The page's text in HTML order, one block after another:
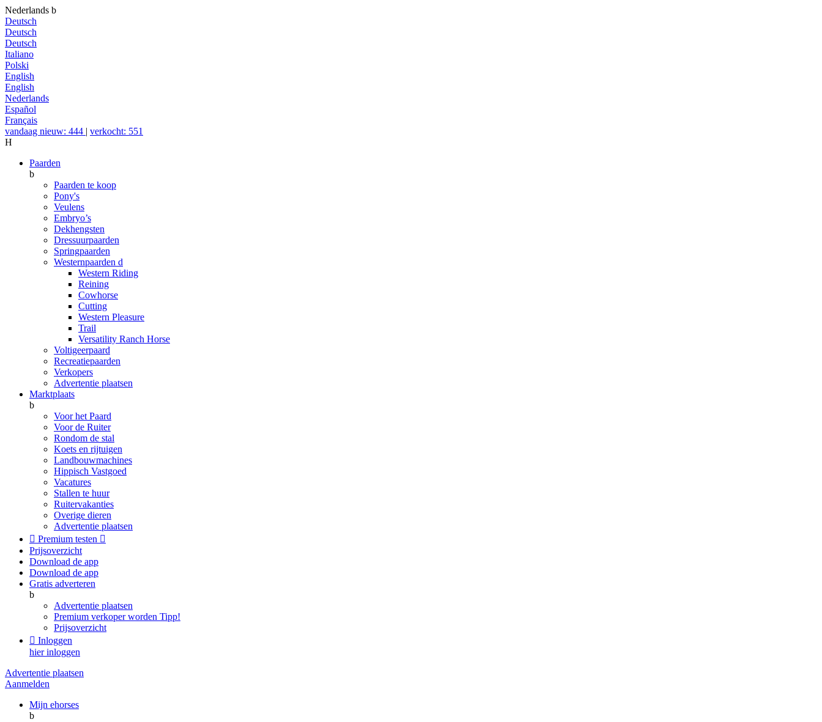
Nederlands b
Deutsch
Deutsch
Deutsch
Italiano
Polski
English
English
Nederlands
Español
Français
vandaag nieuw: 444 | verkocht: 551
H
Paarden
b
Paarden te koop
Pony's
Veulens
Embryo’s
Dekhengsten
Dressuurpaarden
Springpaarden
Westernpaarden d
Western Riding
Reining
Cowhorse
Cutting
Western Pleasure
Trail
Versatility Ranch Horse
Voltigeerpaard
Recreatiepaarden
Verkopers
Advertentie plaatsen
Marktplaats
b
Voor het Paard
Voor de Ruiter
Rondom de stal
Koets en rijtuigen
Landbouwmachines
Hippisch Vastgoed
Vacatures
Stallen te huur
Ruitervakanties
Overige dieren
Advertentie plaatsen
 Premium testen 
Prijsoverzicht
Download de app
Download de app
Gratis adverteren
b
Advertentie plaatsen
Premium verkoper worden Tipp!
Prijsoverzicht
 Inloggen
hier inloggen
Advertentie plaatsen
Aanmelden
Mijn ehorses
b